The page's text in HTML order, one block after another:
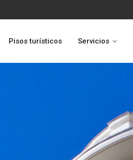
Pisos turísticos Servicios